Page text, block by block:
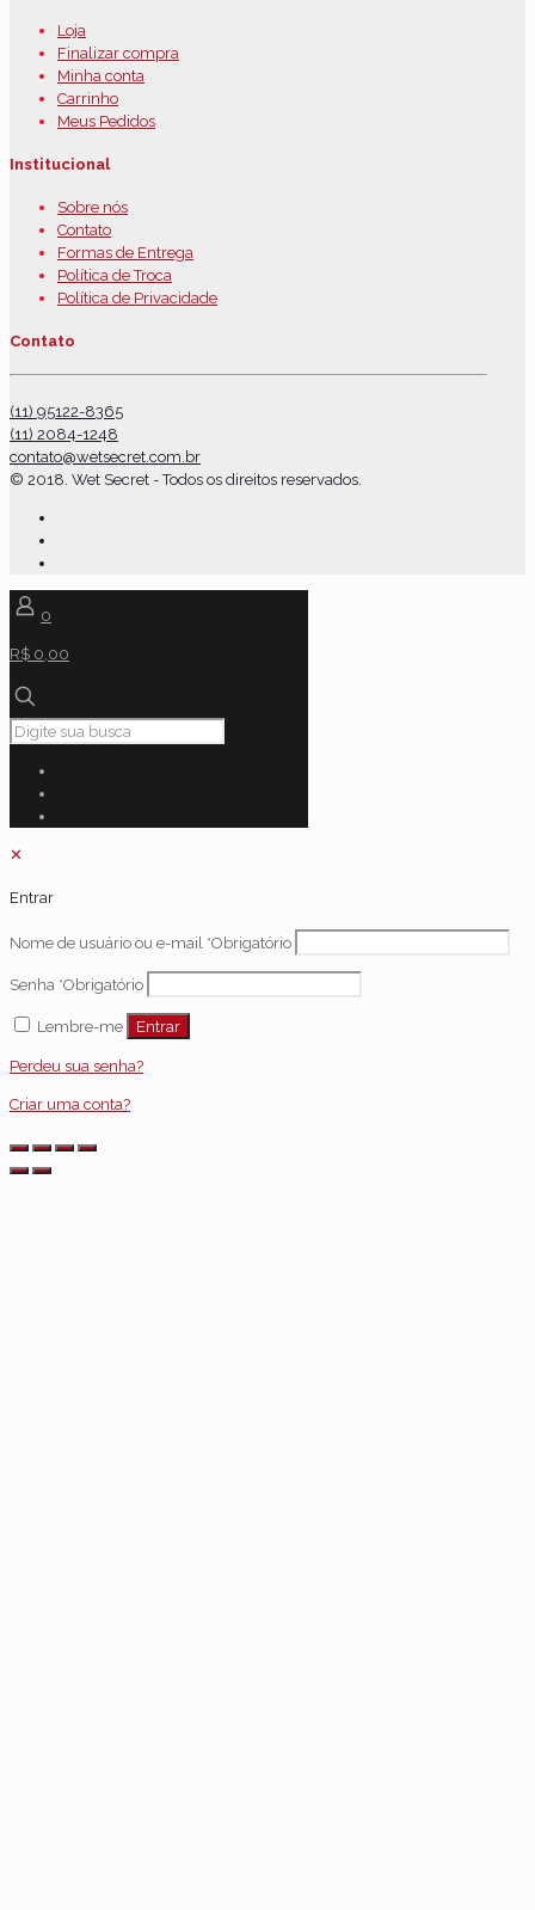
Loja
Finalizar compra
Minha conta
Carrinho
Meus Pedidos
Institucional
Sobre nós
Contato
Formas de Entrega
Política de Troca
Política de Privacidade
Contato
(11) 95122-8365
(11) 2084-1248
contato@wetsecret.com.br
© 2018. Wet Secret - Todos os direitos reservados.
0
R$ 0,00
✕
Entrar
Nome de usuário ou e-mail *Obrigatório
Senha *Obrigatório
Lembre-me Entrar
Perdeu sua senha?
Criar uma conta?